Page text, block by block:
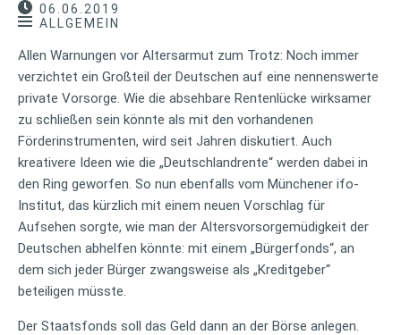
06.06.2019
ALLGEMEIN
Allen Warnungen vor Altersarmut zum Trotz: Noch immer
verzichtet ein Großteil der Deutschen auf eine nennenswerte
private Vorsorge. Wie die absehbare Rentenlücke wirksamer
zu schließen sein könnte als mit den vorhandenen
Förderinstrumenten, wird seit Jahren diskutiert. Auch
kreativere Ideen wie die „Deutschlandrente“ werden dabei in
den Ring geworfen. So nun ebenfalls vom Münchener ifo-
Institut, das kürzlich mit einem neuen Vorschlag für
Aufsehen sorgte, wie man der Altersvorsorgemüdigkeit der
Deutschen abhelfen könnte: mit einem „Bürgerfonds“, an
dem sich jeder Bürger zwangsweise als „Kreditgeber“
beteiligen müsste.
Der Staatsfonds soll das Geld dann an der Börse anlegen.